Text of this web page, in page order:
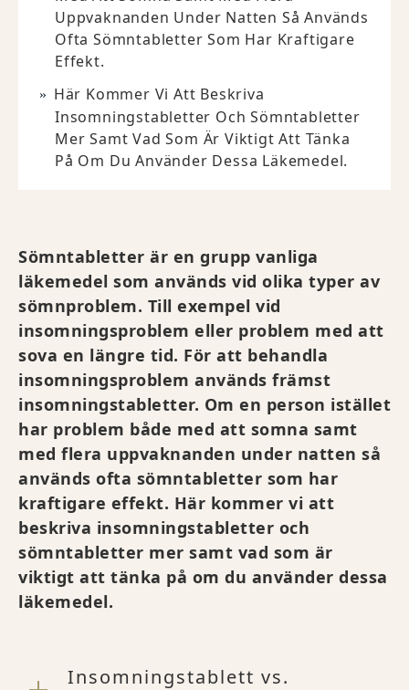
Uppvaknanden Under Natten Så Används
Ofta Sömntabletter Som Har Kraftigare
Effekt.
Här Kommer Vi Att Beskriva
Insomningstabletter Och Sömntabletter
Mer Samt Vad Som Är Viktigt Att Tänka
På Om Du Använder Dessa Läkemedel.
Sömntabletter är en grupp vanliga
läkemedel som används vid olika typer av
sömnproblem. Till exempel vid
insomningsproblem eller problem med att
sova en längre tid. För att behandla
insomningsproblem används främst
insomningstabletter. Om en person istället
har problem både med att somna samt
med flera uppvaknanden under natten så
används ofta sömntabletter som har
kraftigare effekt. Här kommer vi att
beskriva insomningstabletter och
sömntabletter mer samt vad som är
viktigt att tänka på om du använder dessa
läkemedel.
Insomningstablett vs.